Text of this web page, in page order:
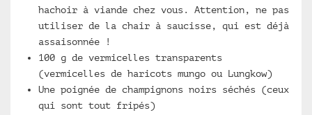
hachoir à viande chez vous. Attention, ne pas
utiliser de la chair à saucisse, qui est déjà
assaisonnée !
100 g de vermicelles transparents
(vermicelles de haricots mungo ou Lungkow)
Une poignée de champignons noirs séchés (ceux
qui sont tout fripés)